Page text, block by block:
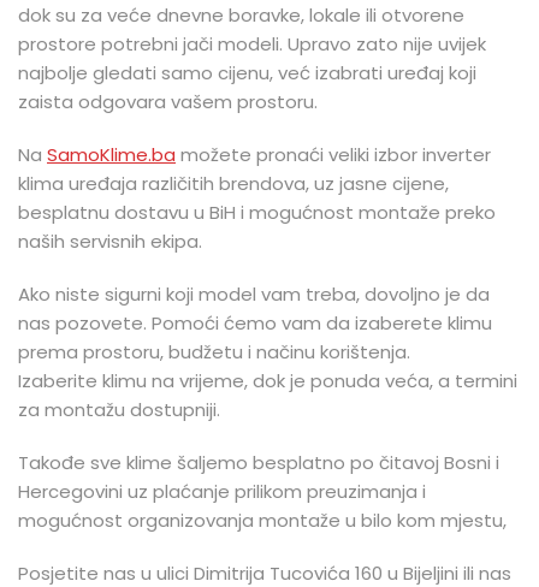
dok su za veće dnevne boravke, lokale ili otvorene
prostore potrebni jači modeli. Upravo zato nije uvijek
najbolje gledati samo cijenu, već izabrati uređaj koji
zaista odgovara vašem prostoru.
Na SamoKlime.ba možete pronaći veliki izbor inverter
klima uređaja različitih brendova, uz jasne cijene,
besplatnu dostavu u BiH i mogućnost montaže preko
naših servisnih ekipa.
Ako niste sigurni koji model vam treba, dovoljno je da
nas pozovete. Pomoći ćemo vam da izaberete klimu
prema prostoru, budžetu i načinu korištenja.
Izaberite klimu na vrijeme, dok je ponuda veća, a termini
za montažu dostupniji.
Takođe sve klime šaljemo besplatno po čitavoj Bosni i
Hercegovini uz plaćanje prilikom preuzimanja i
mogućnost organizovanja montaže u bilo kom mjestu,
Posjetite nas u ulici Dimitrija Tucovića 160 u Bijeljini ili nas